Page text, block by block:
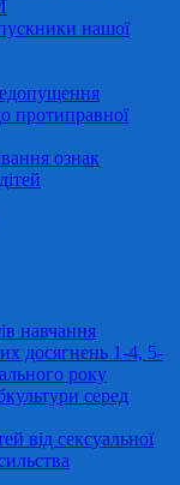
нашої
протиправної
ознак
навчання
досягнень 1-4, 5-
року
серед
від сексуальної